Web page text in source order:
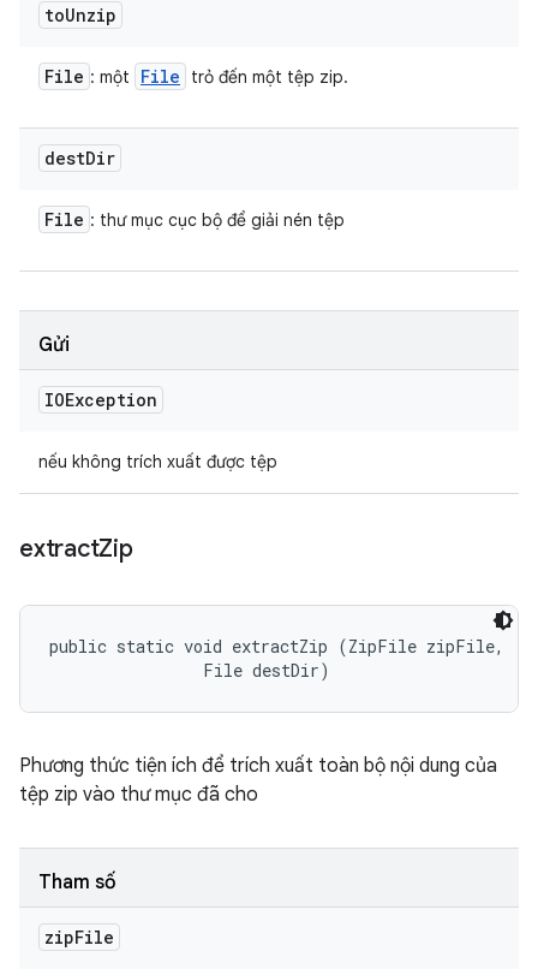
toUnzip
File : một File trỏ đến một tệp zip.
destDir
File : thư mục cục bộ để giải nén tệp
Gửi
IOException
nếu không trích xuất được tệp
extractZip
public static void extractZip (ZipFile zipFile,
                File destDir)
Phương thức tiện ích để trích xuất toàn bộ nội dung của
tệp zip vào thư mục đã cho
Tham số
zipFile